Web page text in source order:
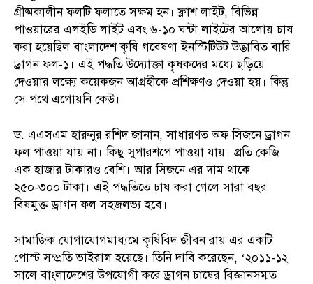
গ্রীষ্মকালীন ফলটি ফলাতে সক্ষম হন। ফ্লাশ লাইট, বিভিন্ন
পাওয়ারের এলইডি লাইট এবং ৬-১০ ঘন্টা লাইটের আলোয় চাষ
করা হয়েছিল বাংলাদেশ কৃষি গবেষণা ইনস্টিটিউট উদ্ভাবিত বারি
ড্রাগন ফল-১। এই পদ্ধতি উদ্যোক্তা কৃষকদের মধ্যে ছড়িয়ে
দেওয়ার লক্ষ্যে কয়েকজন আগ্রহীকে প্রশিক্ষণও দেওয়া হয়। কিন্তু
সে পথে এগোয়নি কেউ।
ড. এএসএম হারুনুর রশিদ জানান, সাধারণত অফ সিজনে ড্রাগন
ফল পাওয়া যায় না। কিছু সুপারশপে পাওয়া যায়। প্রতি কেজি
এক হাজার টাকারও বেশি। আর সিজনে এর দাম থাকে
২৫০-৩০০ টাকা। এই পদ্ধতিতে চাষ করা গেলে সারা বছর
বিষমুক্ত ড্রাগন ফল সহজলভ্য হবে।
সামাজিক যোগাযোগমাধ্যমে কৃষিবিদ জীবন রায় এর একটি
পোস্ট সম্প্রতি ভাইরাল হয়েছে। তিনি দাবি করেছেন, ‘২০১১-১২
সালে বাংলাদেশের উপযোগী করে ড্রাগন চাষের বিজ্ঞানসম্মত